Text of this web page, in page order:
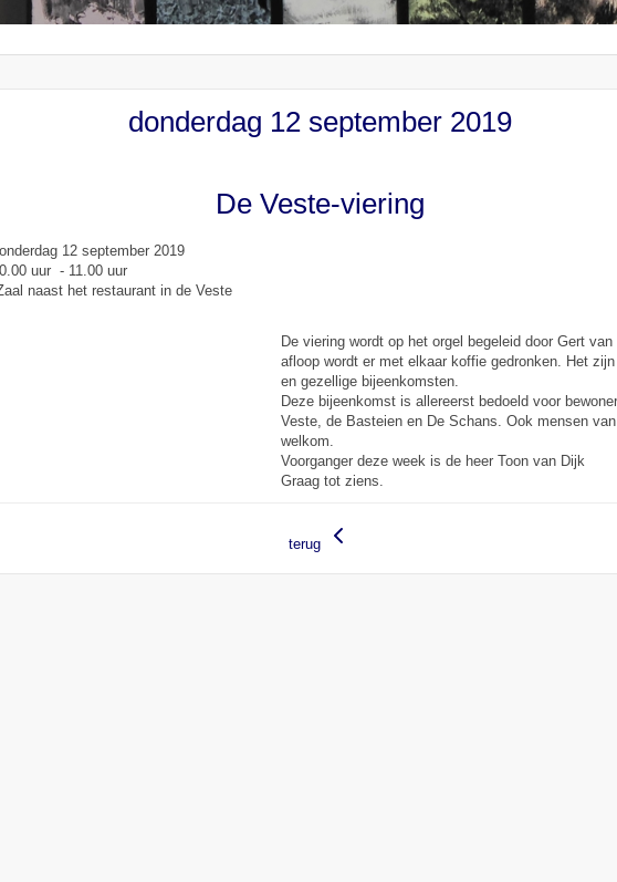
donderdag 12 september 2019
De Veste-viering
12 september 2019
uur - 11.00 uur
naast het restaurant in de Veste
De viering wordt op het orgel begeleid door Gert
afloop wordt er met elkaar koffie gedronken. Het
en gezellige bijeenkomsten.
Deze bijeenkomst is allereerst bedoeld voor
Veste, de Basteien en De Schans. Ook mensen
welkom.
Voorganger deze week is de heer Toon van Dijk
Graag tot ziens.
terug